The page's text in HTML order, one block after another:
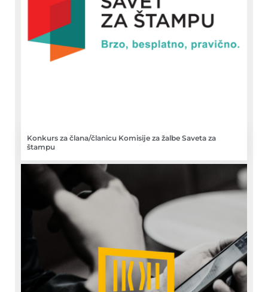
Konkurs za člana/članicu Komisije za žalbe Saveta za
štampu